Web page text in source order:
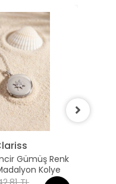
Gümüş Renk
Kolye